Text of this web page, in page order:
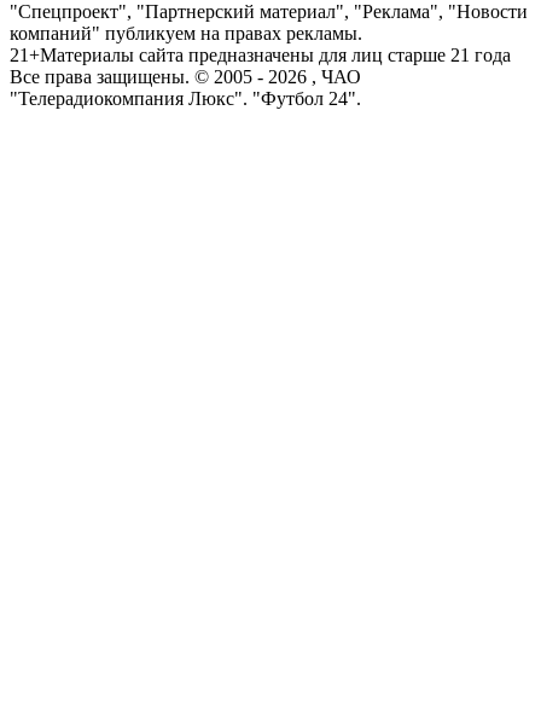
"Спецпроект", "Партнерский материал", "Реклама", "Новости
компаний" публикуем на правах рекламы.
21+Материалы сайта предназначены для лиц старше 21 года
Все права защищены. © 2005 - 2026 , ЧАО
"Телерадиокомпания Люкс". "Футбол 24".